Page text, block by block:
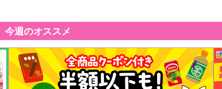
今週のオススメ